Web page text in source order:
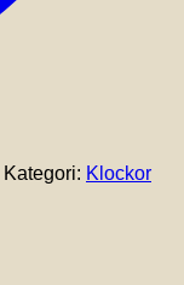
Kategori: Klockor